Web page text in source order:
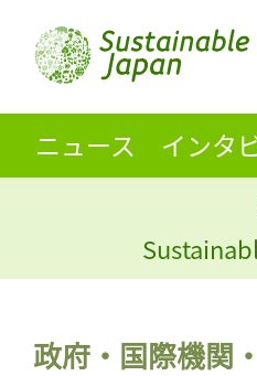
ニュース インタ
政府・国際機関